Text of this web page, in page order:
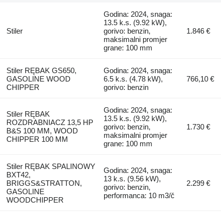
Stiler
Godina: 2024, snaga:
13.5 k.s. (9.92 kW),
gorivo: benzin,
maksimalni promjer
grane: 100 mm
1.846 €
Stiler RĘBAK GS650,
GASOLINE WOOD
CHIPPER
Godina: 2024, snaga:
6.5 k.s. (4.78 kW),
gorivo: benzin
766,10 €
Stiler RĘBAK
ROZDRABNIACZ 13,5 HP
B&S 100 MM, WOOD
CHIPPER 100 MM
Godina: 2024, snaga:
13.5 k.s. (9.92 kW),
gorivo: benzin,
maksimalni promjer
grane: 100 mm
1.730 €
Stiler RĘBAK SPALINOWY
BXT42,
BRIGGS&STRATTON,
GASOLINE
WOODCHIPPER
Godina: 2024, snaga:
13 k.s. (9.56 kW),
gorivo: benzin,
performanca: 10 m3/č
2.299 €